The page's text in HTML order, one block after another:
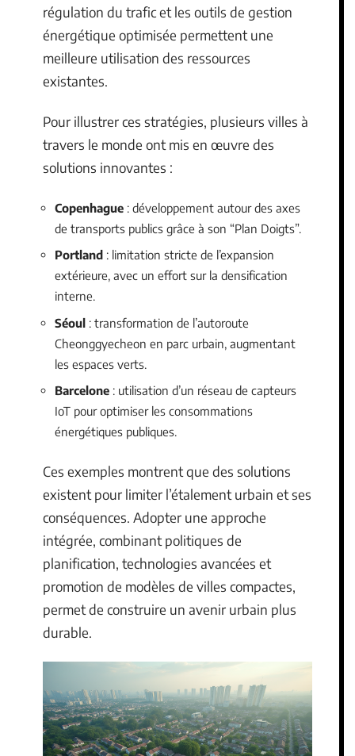
régulation du trafic et les outils de gestion
énergétique optimisée permettent une
meilleure utilisation des ressources
existantes.
Pour illustrer ces stratégies, plusieurs villes à
travers le monde ont mis en œuvre des
solutions innovantes :
Copenhague : développement autour des axes
de transports publics grâce à son “Plan Doigts”.
Portland : limitation stricte de l’expansion
extérieure, avec un effort sur la densification
interne.
Séoul : transformation de l’autoroute
Cheonggyecheon en parc urbain, augmentant
les espaces verts.
Barcelone : utilisation d’un réseau de capteurs
IoT pour optimiser les consommations
énergétiques publiques.
Ces exemples montrent que des solutions
existent pour limiter l’étalement urbain et ses
conséquences. Adopter une approche
intégrée, combinant politiques de
planification, technologies avancées et
promotion de modèles de villes compactes,
permet de construire un avenir urbain plus
durable.